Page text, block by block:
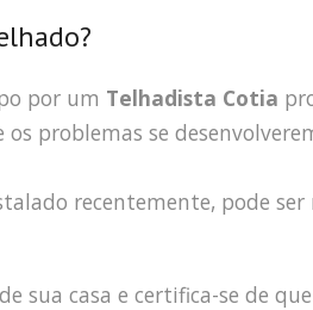
por um Telhadista Cotia
problemas se
recentemente, pode ser
sua casa e certifica-se de